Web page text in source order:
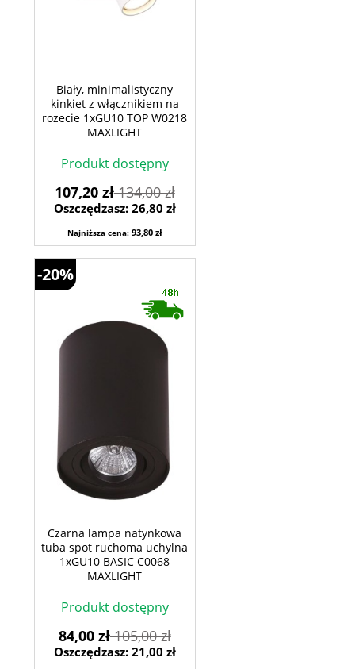
Biały, minimalistyczny
kinkiet z włącznikiem na
rozecie 1xGU10 TOP W0218
MAXLIGHT
Produkt dostępny
107,20 zł134,00 zł
Oszczędzasz: 26,80 zł
Najniższa cena:93,80 zł
Czarna lampa natynkowa
tuba spot ruchoma uchylna
1xGU10 BASIC C0068
MAXLIGHT
Produkt dostępny
84,00 zł105,00 zł
Oszczędzasz: 21,00 zł
-20%